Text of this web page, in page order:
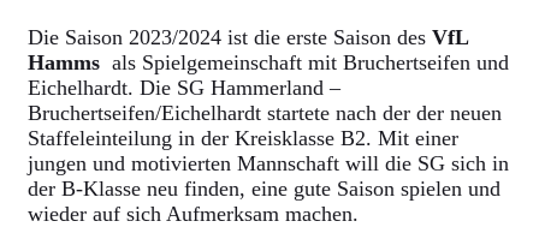
Die Saison 2023/2024 ist die erste Saison des VfL
Hamms als Spielgemeinschaft mit Bruchertseifen und
Eichelhardt. Die SG Hammerland –
Bruchertseifen/Eichelhardt startete nach der der neuen
Staffeleinteilung in der Kreisklasse B2. Mit einer
jungen und motivierten Mannschaft will die SG sich in
der B-Klasse neu finden, eine gute Saison spielen und
wieder auf sich Aufmerksam machen.